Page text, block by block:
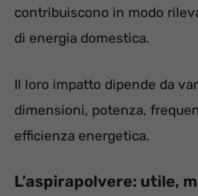
contribuiscono in modo
di energia domestica.
Il loro impatto dipende da
dimensioni, potenza,
efficienza energetica.
L’aspirapolvere: utile,